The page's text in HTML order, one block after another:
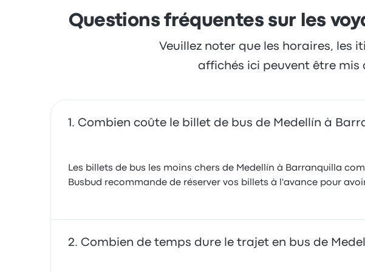
Questions fréquentes sur les
Veuillez noter que les horaires, les
affichés ici peuvent être mis
Combien coûte le billet de bus de Medellín à
Les billets de bus les moins chers de Medellín à Barranquilla
Busbud recommande de réserver vos billets à l'avance pour
Combien de temps dure le trajet en bus de